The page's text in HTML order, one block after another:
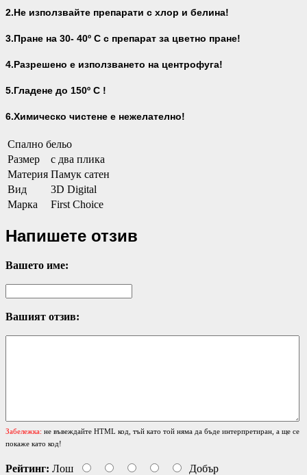
2.Не използвайте препарати с хлор и белина!
3.Пране на 30- 40º С с препарат за цветно пране!
4.Разрешено е използването на центрофуга!
5.Гладене до 150º С !
6.Химическо чистене е нежелателно!
Спално бельо
Размер
с два плика
Материя Памук сатен
Вид
3D Digital
Марка
First Choice
Напишете отзив
Вашето име:
Вашият отзив:
Забележка: не въвеждайте HTML код, тъй като той няма да бъде интерпретиран, а ще се
покаже като код!
Рейтинг: Лош Добър